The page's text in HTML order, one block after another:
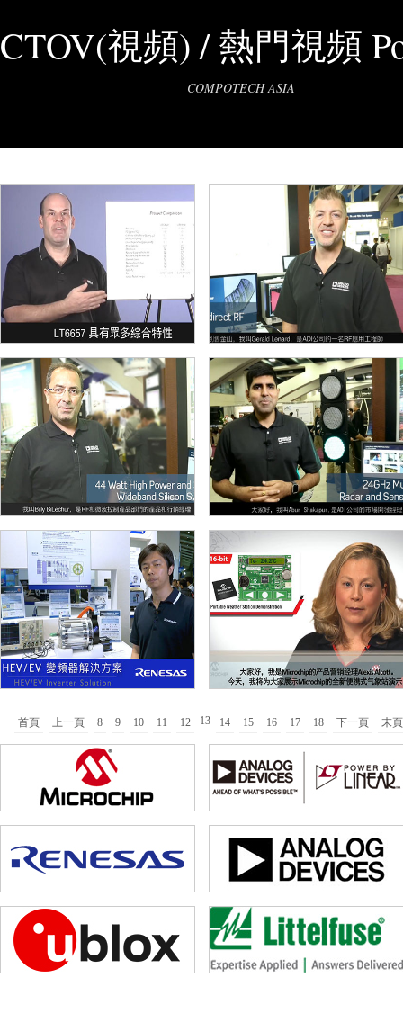
CTOV(視頻) / 熱門視頻
COMPOTECH ASIA
首頁 上一頁 8 9 10 11 12 13 14 15 16 17 18 下一頁 末頁